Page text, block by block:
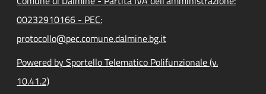
00232910166 - PEC:
protocollo@pec.comune.dalmine.bg.it
Powered by Sportello Telematico Polifunzionale (v.
10.41.2)